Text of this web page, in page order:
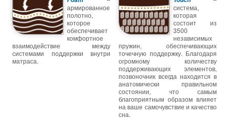
армированное
полотно,
которое
обеспечивает
комфортное
взаимодействие между
системами поддержки внутри
матраса.
система,
которая
состоит из
3500
независимых
пружин, обеспечивающих
точечную поддержку. Благодаря
огромному количеству
поддерживающих элементов,
позвоночник всегда находится в
анатомически правильном
состоянии, что самым
благоприятным образом влияет
на ваше самочувствие и качество
сна.